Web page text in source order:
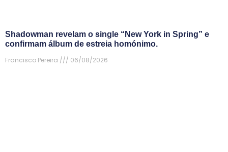
Shadowman revelam o single “New York in Spring” e
confirmam álbum de estreia homónimo.
Francisco Pereira
06/08/2026